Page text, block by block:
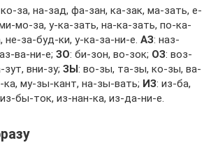
за, на-зад, фа-зан, ка-зак, ма-зать, е-
мо-за, у-ка-зать, на-ка-зать, по-ка-
не-за-буд-ки, у-ка-за-ни-е. АЗ: наз-
ва-ни-е; ЗО: би-зон, во-зок; ОЗ: воз-
зут, вни-зу; ЗЫ: во-зы, та-зы, ко-зы, ва-
му-зы-кант, на-зы-вать; ИЗ: из-ба,
бы-ток, из-нан-ка, из-да-ни-е.